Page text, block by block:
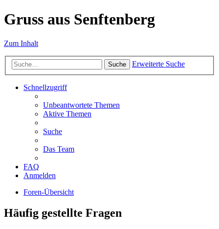
Gruss aus Senftenberg
Zum Inhalt
Suche Erweiterte Suche
Schnellzugriff
Unbeantwortete Themen
Aktive Themen
Suche
Das Team
FAQ
Anmelden
Foren-Übersicht
Häufig gestellte Fragen